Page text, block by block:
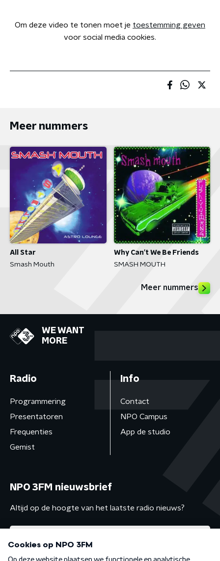
Om deze video te tonen moet je toestemming geven
voor social media cookies.
Meer nummers
All Star
Smash Mouth
Why Can't We Be Friends
SMASH MOUTH
Meer nummers
WE WANT
MORE
Radio
Programmering
Presentatoren
Frequenties
Gemist
Info
Contact
NPO Campus
App de studio
NPO 3FM nieuwsbrief
Altijd op de hoogte van het laatste radio nieuws?